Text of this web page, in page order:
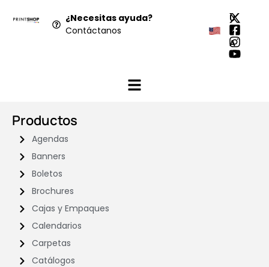
¿Necesitas ayuda?
Contáctanos
U
S
A
Productos
Agendas
Banners
Boletos
Brochures
Cajas y Empaques
Calendarios
Carpetas
Catálogos